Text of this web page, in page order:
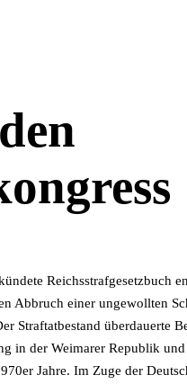
Reichsstrafgesetzbuch
Abbruch einer ungewollten
Straftatbestand überdauerte
in der Weimarer Republik
Jahre. Im Zuge der